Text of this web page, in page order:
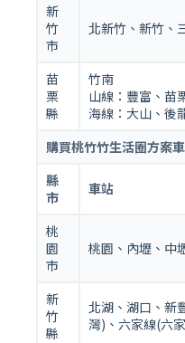
新
竹
市
北新竹、新竹、
苗
栗
縣
竹南
山線：豐富、苗
海線：大山、後
購買桃竹竹生活圈方案
縣
市
車站
桃
園
市
桃園、內壢、中
新
竹
縣
北湖、湖口、新
灣)、六家線(六